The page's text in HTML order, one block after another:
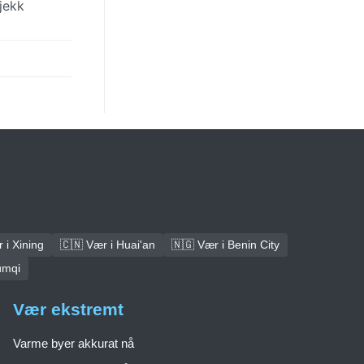
Xining 🇨🇳 Vær i Huai'an
🇳🇬 Vær i Benin City
Vær ekstremt
Varme byer akkurat nå